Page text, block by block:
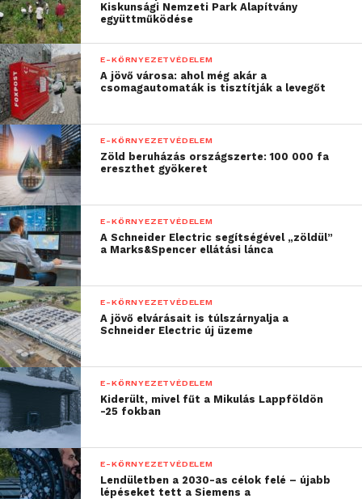
benne van a felelősen, a
holnapra is gondolva
hozott döntés öröme, a
tudat, hogy itt és most,
már a jövő útját járjuk. A
napi csendes és
kipufogógáz-mentes
autózások, mindaz, amit
az e-autózás hozott
számunkra. De miért ne
lehetne benne ugyanaz a
felfokozott érzés is, ami
az első autómobilok
megjelenése óta
izgalomba hozza a
közönséget: az új
modellek közötti
választás lehetősége? A
Kiskunsági Nemzeti Park Alapítvány
együttműködése
E-KÖRNYEZETVÉDELEM
A jövő városa: ahol még akár a
csomagautomaták is tisztítják a levegőt
E-KÖRNYEZETVÉDELEM
Zöld beruházás országszerte: 100 000 fa
ereszthet gyökeret
E-KÖRNYEZETVÉDELEM
A Schneider Electric segítségével „zöldül”
a Marks&Spencer ellátási lánca
E-KÖRNYEZETVÉDELEM
A jövő elvárásait is túlszárnyalja a
Schneider Electric új üzeme
E-KÖRNYEZETVÉDELEM
Kiderült, mivel fűt a Mikulás Lappföldön
-25 fokban
E-KÖRNYEZETVÉDELEM
Lendületben a 2030-as célok felé – újabb
lépéseket tett a Siemens a